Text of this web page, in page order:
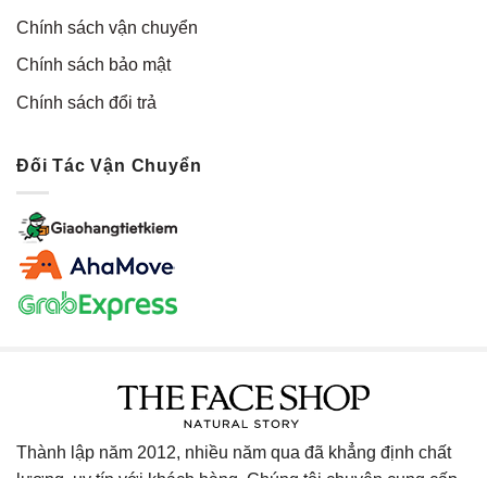
Chính sách vận chuyển
Chính sách bảo mật
Chính sách đổi trả
Đối Tác Vận Chuyển
Thành lập năm 2012, nhiều năm qua đã khẳng định chất